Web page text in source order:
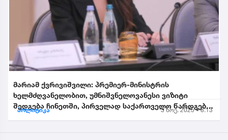
მარიამ ქვრივიშვილი: პრემიერ-მინისტრის
ხელმძღვანელობით, უმნიშვნელოვანესი ვიზიტი
შედგება ჩინეთში, პირველად საქართველო წარდგება
პოლიტიკა 3 ნოე. 2025 • 8:13